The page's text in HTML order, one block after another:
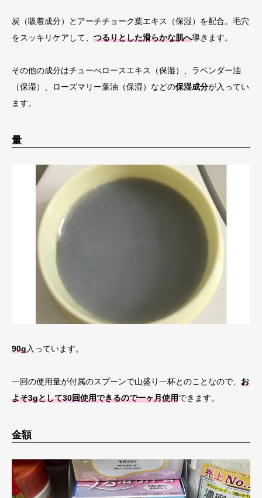
炭（吸着成分）とアーチチョーク葉エキス（保湿）を配合。毛穴
をスッキリケアして、 つるりとした滑らかな肌へ導きます。
その他の成分はチューべロースエキス（保湿）、ラベンダー油
（保湿）、ローズマリー葉油（保湿）などの保湿成分が入ってい
ます。
量
90g入っています。
一回の使用量が付属のスプーンで山盛り一杯とのことなので、 お
よそ3gとして30回使用できるので一ヶ月使用できます。
金額